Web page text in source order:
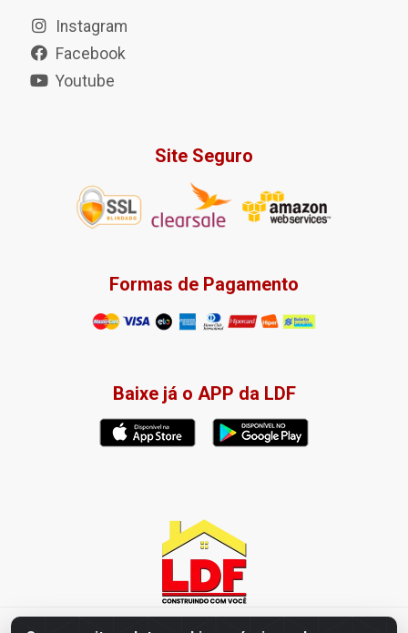
Instagram
Facebook
Youtube
Site Seguro
Formas de Pagamento
Baixe já o APP da LDF